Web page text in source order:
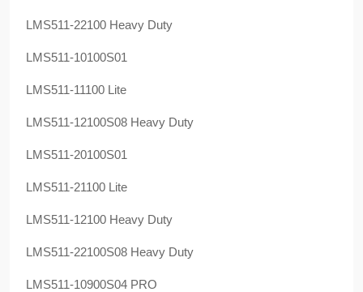
LMS511-22100 Heavy Duty
LMS511-10100S01
LMS511-11100 Lite
LMS511-12100S08 Heavy Duty
LMS511-20100S01
LMS511-21100 Lite
LMS511-12100 Heavy Duty
LMS511-22100S08 Heavy Duty
LMS511-10900S04 PRO